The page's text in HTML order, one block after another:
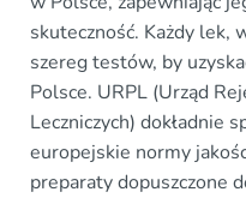
skuteczność. Każdy lek,
szereg testów, by
Polsce. URPL (Urząd
Leczniczych) dokładnie
europejskie normy
preparaty dopuszczone